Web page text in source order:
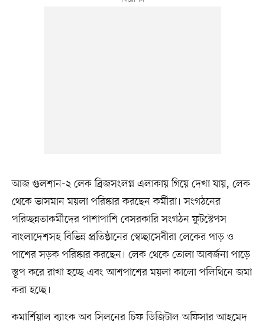
আজ গুলশান-২ লেক ব্রিজসংলগ্ন এলাকায় গিয়ে দেখা যায়, লেক
থেকে ভাসমান ময়লা পরিষ্কার করছেন কর্মীরা। সংগঠনের
পরিচ্ছন্নতাকর্মীদের পাশাপাশি বেসরকারি সংগঠন ফুটস্টেপস
বাংলাদেশসহ বিভিন্ন প্রতিষ্ঠানের স্বেচ্ছাসেবীরা লেকের পাড় ও
পাশের সড়ক পরিষ্কার করছেন। লেক থেকে তোলা আবর্জনা পাড়ে
স্তূপ করে রাখা হচ্ছে এবং আশপাশের ময়লা কালো পলিথিনে জমা
করা হচ্ছে।
কমার্শিয়াল ব্যাংক অব সিলনের চিফ ডিজিটাল অফিসার আহমেদ